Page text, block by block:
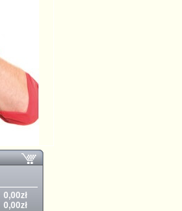
0,00zł
0,00zł